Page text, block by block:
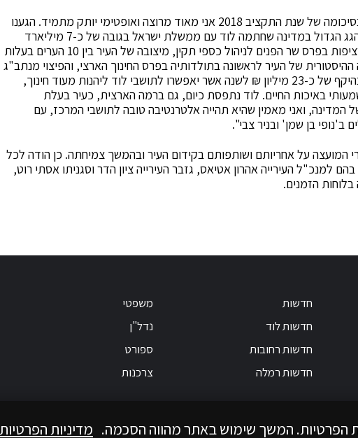
"בסיכומה של שנת התקציב 2018 אני מאוד מרוצה ואופטימי יותק מתמיד. הגענו
להישגים משמעותיים, בהם הסכם הגג הגדול במדינה שחתמה לוד עם ממשלת ישראל בגובה של כ-7 מיליארד
ש"ח, זכייתנו זו השנה השלישית ברציפות בפרס שר הפנים לניהול כספי תקין, מיצובה של העיר בין 10 הערים בעלות
של העיר לראשונה בתולדותיה בפרס החינוך הארצי, והפיצוי מנתב"ג
שהשגנו בעקשנות ובנחישות רבה, בהיקף של כ-23 מיליון ₪ לשנה אשר יאפשרו לתושבי לוד ליהנות מעוד חינוך,
באיכות החיים. לוד נתפסת כיום, גם ברמה הארצית, כעיר בעלת
המדינה, ואני מאמין שהיא תהייה אלטרנטיבה טובה לתושבי המרכז, עם
ב'נופי בן שמן' ובניר צבי".
על אחריותם ושותפותם בקידום העיר ובהמשך צמיחתה. כן הודה לכל
למנכ"ל העירייה אהרון אטיאס, גזבר העירייה ציון הדר וסגניתו אסתי רוט,
הזמנים.
חדשות
חדשות לוד
חדשות רחובות
חדשות רמלה
משפטי
נדל"ן
ספורט
צרכנות
הפרטיות. המשך שימוש באתר מהווה הסכמה. מדיניות הפרטיות